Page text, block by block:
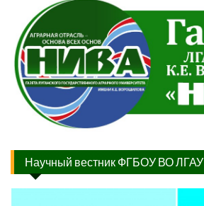
Научный вестник ФГБОУ ВО ЛГАУ